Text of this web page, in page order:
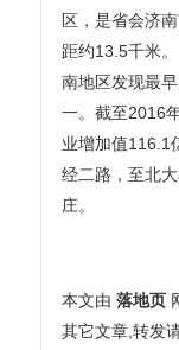
区，是省会济
距约13.5千米
南地区发现最
一。截至2016
业增加值116.1
经二路，至北
庄。
本文由 落地页
其它文章,转发